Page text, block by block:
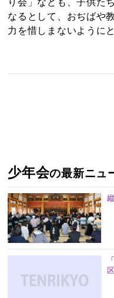
なるとして、おぢばや
力を惜しまないように
少年会の最新ニュ